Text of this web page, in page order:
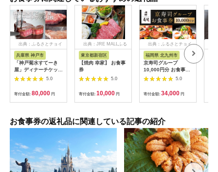
出典：ふるさとチョイ
兵庫県 神戸市
「神戸菊水すてーき
屋」ディナーチケット
（2枚）
5.0
寄付金額: 80,000 円
出典：JRE MALLふる
東京都新宿区
【焼肉 幸家】 お食事
券
5.0
寄付金額: 10,000 円
出典：ふるさとチョイ
福岡県 北九州市
京寿司グループ
10,000円分 お食事券
1000円×10枚 食事チ
ケット チケット 寿司
福岡県 北九州市
5.0
寄付金額: 34,000 円
お食事券の返礼品に関連している記事の紹介